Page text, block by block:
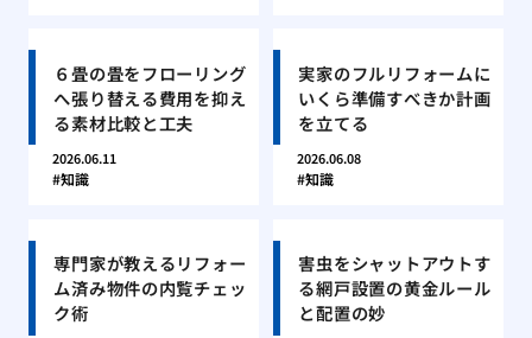
６畳の畳をフローリング
へ張り替える費用を抑え
る素材比較と工夫
2026.06.11
知識
実家のフルリフォームに
いくら準備すべきか計画
を立てる
2026.06.08
知識
専門家が教えるリフォー
ム済み物件の内覧チェッ
ク術
害虫をシャットアウトす
る網戸設置の黄金ルール
と配置の妙